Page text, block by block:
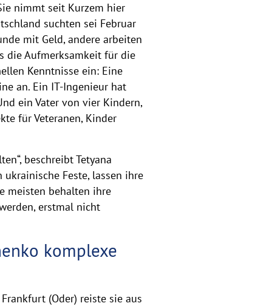
nimmt seit Kurzem hier
suchten sei Februar
mit Geld, andere arbeiten
die Aufmerksamkeit für die
Kenntnisse ein: Eine
an. Ein IT-Ingenieur hat
ein Vater von vier Kindern,
für Veteranen, Kinder
beschreibt Tetyana
Feste, lassen ihre
meisten behalten ihre
erstmal nicht
komplexe
(Oder) reiste sie aus